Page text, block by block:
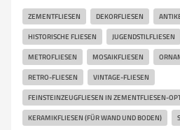
ZEMENTFLIESEN DEKORFLIESEN
HISTORISCHE FLIESEN JUGENDSTILFLIESEN
METROFLIESEN MOSAIKFLIESEN
RETRO-FLIESEN VINTAGE-FLIESEN
FEINSTEINZEUGFLIESEN IN ZEMENTFLIESEN-
KERAMIKFLIESEN (FÜR WAND UND BODEN)